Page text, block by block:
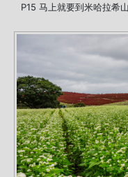
P15 马上就要到米哈拉希